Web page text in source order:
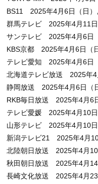
BS11 2025年4月6日（日）
群馬テレビ 2025年4月11日
サンテレビ 2025年4月6日
KBS京都 2025年4月6日（
テレビ愛知 2025年4月6日
北海道テレビ放送 2025年4
静岡放送 2025年4月6日（
RKB毎日放送 2025年4月6
テレビ愛媛 2025年4月10
山形テレビ 2025年4月10
新潟テレビ21 2025年4月
北陸朝日放送 2025年4月10
秋田朝日放送 2025年4月14
長崎文化放送 2025年4月23